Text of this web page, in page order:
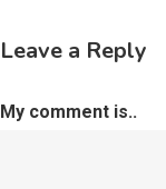
Leave a Reply
My comment is..